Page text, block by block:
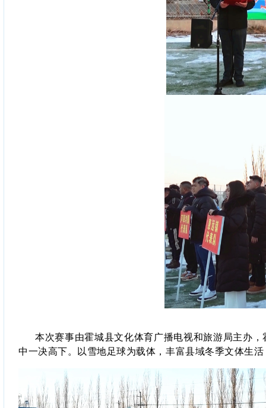
本次赛事由霍城县文化体育广播电视和旅游局主办
中一决高下。以雪地足球为载体，丰富县域冬季文体生